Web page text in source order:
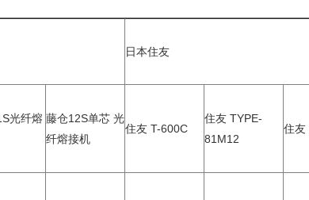
日本住友
光纤熔 藤仓12S单芯 光
纤熔接机
住友 T-600C
住友 TYPE-
81M12
住友